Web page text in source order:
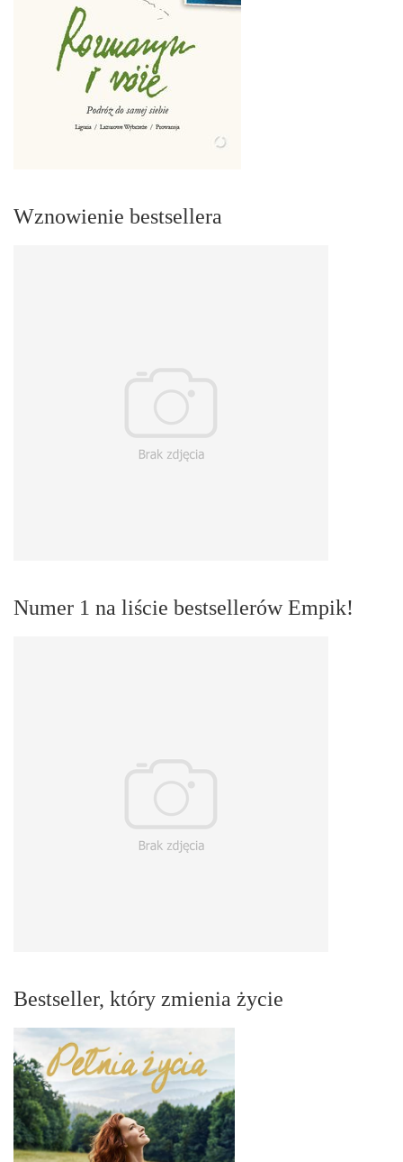
Wznowienie bestsellera
Numer 1 na liście bestsellerów Empik!
Bestseller, który zmienia życie